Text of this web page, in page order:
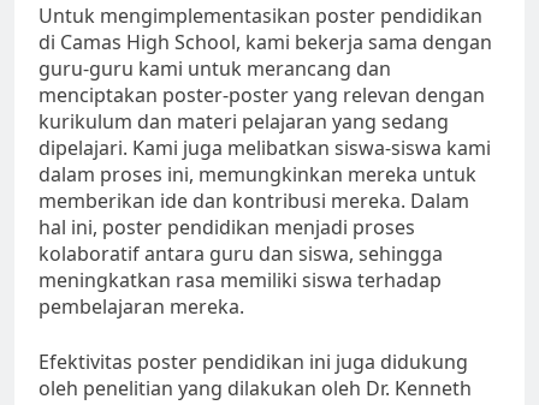
Untuk mengimplementasikan poster pendidikan
di Camas High School, kami bekerja sama dengan
guru-guru kami untuk merancang dan
menciptakan poster-poster yang relevan dengan
kurikulum dan materi pelajaran yang sedang
dipelajari. Kami juga melibatkan siswa-siswa kami
dalam proses ini, memungkinkan mereka untuk
memberikan ide dan kontribusi mereka. Dalam
hal ini, poster pendidikan menjadi proses
kolaboratif antara guru dan siswa, sehingga
meningkatkan rasa memiliki siswa terhadap
pembelajaran mereka.
Efektivitas poster pendidikan ini juga didukung
oleh penelitian yang dilakukan oleh Dr. Kenneth